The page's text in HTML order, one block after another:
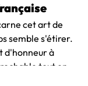
cet art de
semble s'étirer.
d'honneur à
tout en